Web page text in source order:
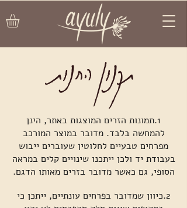
תקנון החנות
1.תמונות הזרים המוצגות באתר, הינן
להמחשה בלבד. מדובר במוצר המורכב
מפרחים טבעיים לחלוטין שעוברים ייבוש
בעבודת יד ולכן ייתכנו שינויים קלים במראה
הסופי, גם כאשר מדובר בזרים מאותו הדגם.
2.כיוון שמדובר בפרחים עונתיים, ייתכן כי